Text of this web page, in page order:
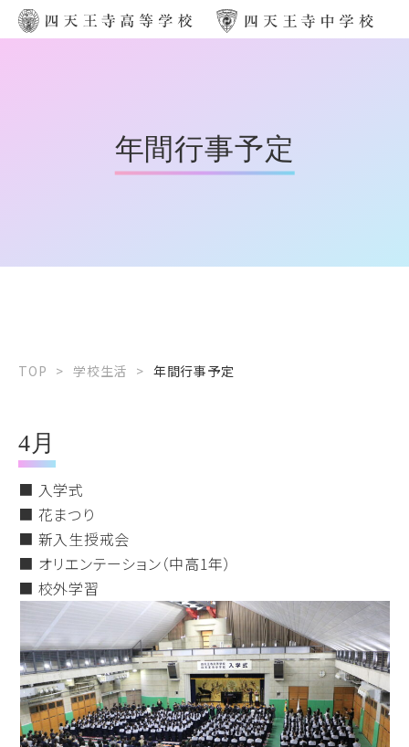
年間行事予定
TOP > 学校生活 > 年間行事予定
4月
■ 入学式
■ 花まつり
■ 新入生授戒会
■ オリエンテーション（中高1年）
■ 校外学習